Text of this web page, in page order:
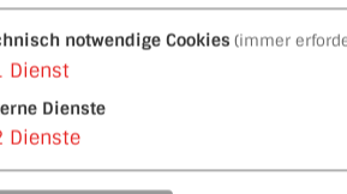
Haag Leitung: Dr. ...
notwendige Cookies (immer
Dienst
Dienste
Dienste